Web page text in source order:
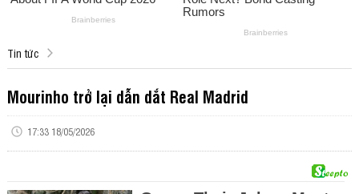
Tin tức
Mourinho trở lại dẫn dắt Real Madrid
17:33 18/05/2026